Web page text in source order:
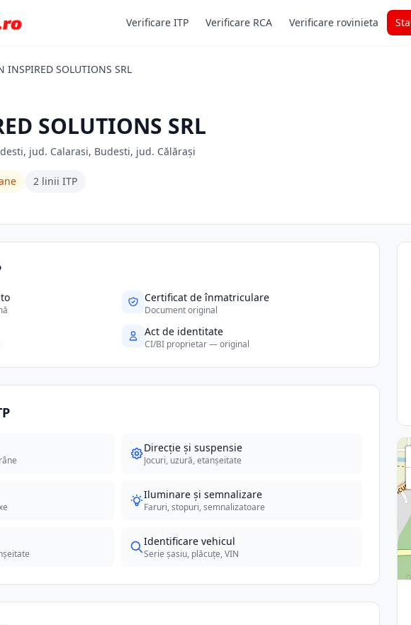
Verificare ITP Verificare RCA Verificare rovinieta
INSPIRED SOLUTIONS SRL
SOLUTIONS SRL
jud. Calarasi, Budesti, jud. Călărași
2 linii ITP
Certificat de înmatriculare
Document original
Act de identitate
CI/BI proprietar — original
Direcție și suspensie
Jocuri, uzură, etanșeitate
Iluminare și semnalizare
Faruri, stopuri, semnalizatoare
Identificare vehicul
Serie șasiu, plăcuțe, VIN